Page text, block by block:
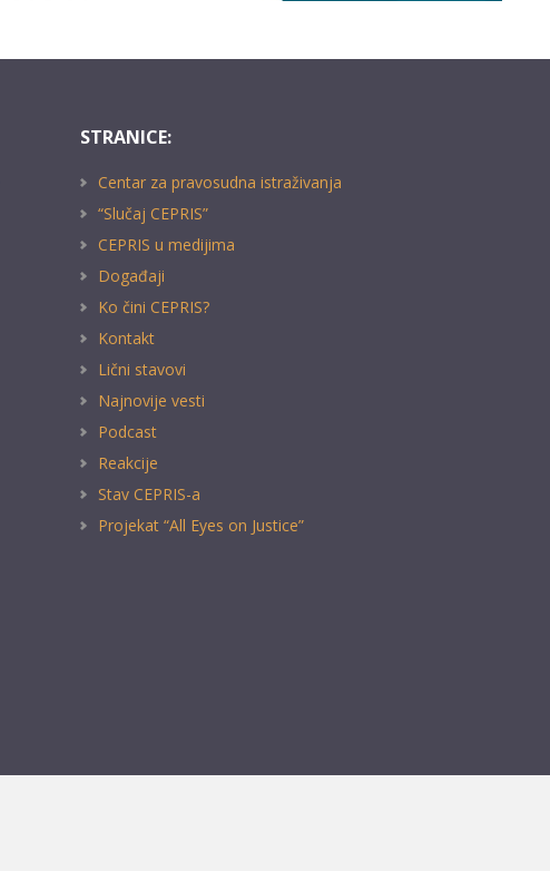
STRANICE:
Centar za pravosudna istraživanja
“Slučaj CEPRIS”
CEPRIS u medijima
Događaji
Ko čini CEPRIS?
Kontakt
Lični stavovi
Najnovije vesti
Podcast
Reakcije
Stav CEPRIS-a
Projekat “All Eyes on Justice”